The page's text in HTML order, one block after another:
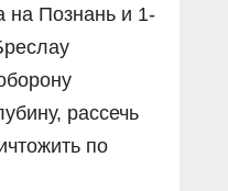
на Познань и 1-
рассечь
по